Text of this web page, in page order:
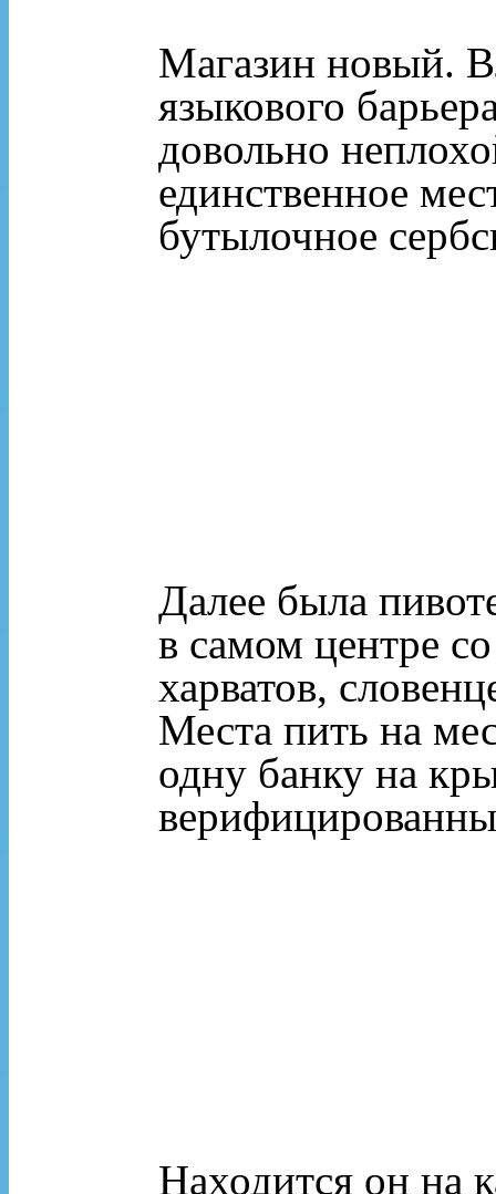
Магазин новый.
языкового
довольно
единственное
бутылочное
Далее была
в самом центре
харватов,
Места пить на
одну банку на
Находится он на